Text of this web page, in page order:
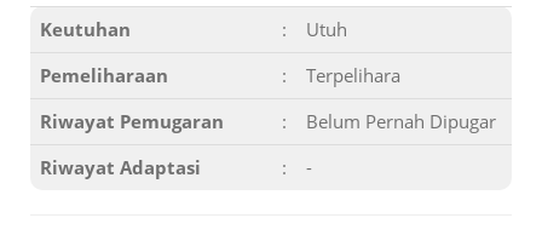
Keutuhan :
Utuh
Pemeliharaan
:
Terpelihara
Riwayat Pemugaran
:
Belum Pernah Dipugar
Riwayat Adaptasi
: -